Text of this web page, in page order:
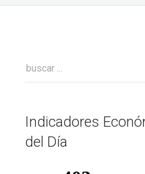
Indicadores
del Día